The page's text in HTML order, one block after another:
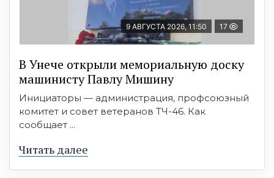
9 АВГУСТА 2026, 11:50 17
В Унече открыли мемориальную доску
машинисту Павлу Мишину
Инициаторы — администрация, профсоюзный
комитет и совет ветеранов ТЧ-46. Как
сообщает ...
Читать далее